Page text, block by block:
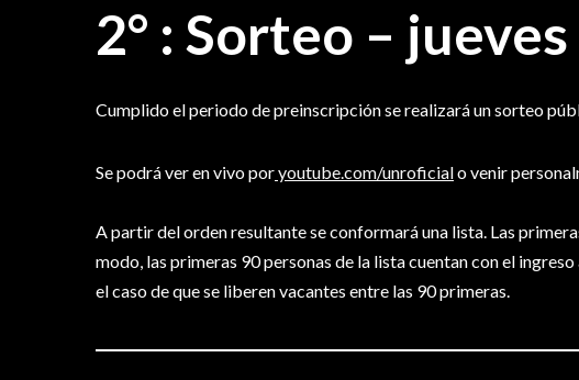
2° : Sorteo –
Cumplido el periodo de preinscripción se realizará un sorteo
Se podrá ver en vivo poryoutube.com/unroficialo venir
A partir del orden resultante se conformará una lista. Las
modo, las primeras 90 personas de la lista cuentan con el
el caso de que se liberen vacantes entre las 90 primeras.